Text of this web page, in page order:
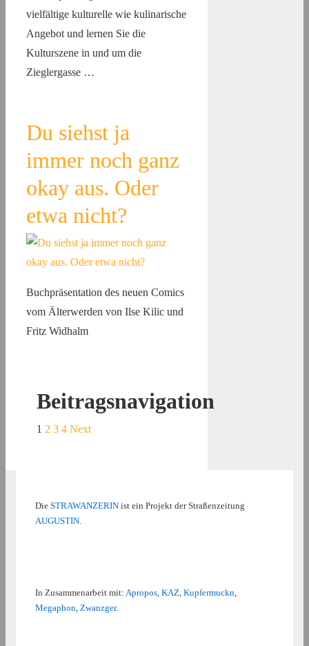
vielfältige kulturelle wie kulinarische
Angebot und lernen Sie die
Kulturszene in und um die
Zieglergasse …
Du siehst ja
immer noch ganz
okay aus. Oder
etwa nicht?
Buchpräsentation des neuen Comics
vom Älterwerden von Ilse Kilic und
Fritz Widhalm
Beitragsnavigation
1 2 3 4 Next
Die STRAWANZERIN ist ein Projekt der Straßenzeitung
AUGUSTIN
In Zusammenarbeit mit: Apropos KAZ Kupfermuckn
Megaphon Zwanzger.